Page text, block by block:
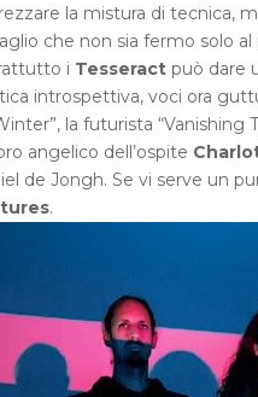
la mistura di tecnica,
che non sia fermo solo
i Tesseractpuò dare
introspettiva, voci ora
la futurista “Vanishing
angelico dell’ospite
de Jongh. Se vi serve un
.